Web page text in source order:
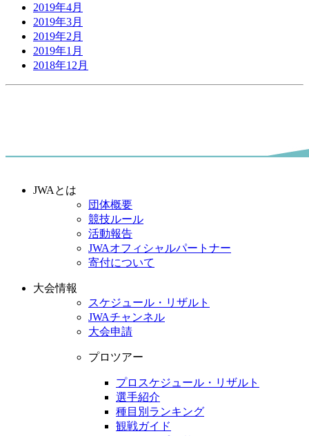
2019年4月
2019年3月
2019年2月
2019年1月
2018年12月
JWAとは
団体概要
競技ルール
活動報告
JWAオフィシャルパートナー
寄付について
大会情報
スケジュール・リザルト
JWAチャンネル
大会申請
プロツアー
プロスケジュール・リザルト
選手紹介
種目別ランキング
観戦ガイド